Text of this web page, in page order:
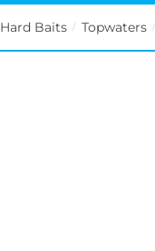
Hard Baits / Topwaters /